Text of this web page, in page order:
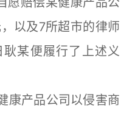
以及7所超市的律师
某便履行了上述义
产品公司以侵害商